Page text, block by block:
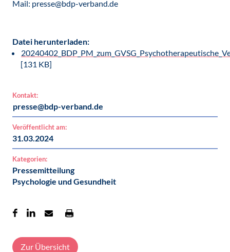
Mail: presse@bdp-verband.de
Datei herunterladen:
[131 KB]
Kontakt:
presse@bdp-verband.de
Veröffentlicht am:
31.03.2024
Kategorien:
Pressemitteilung
Psychologie und Gesundheit
Zur Übersicht